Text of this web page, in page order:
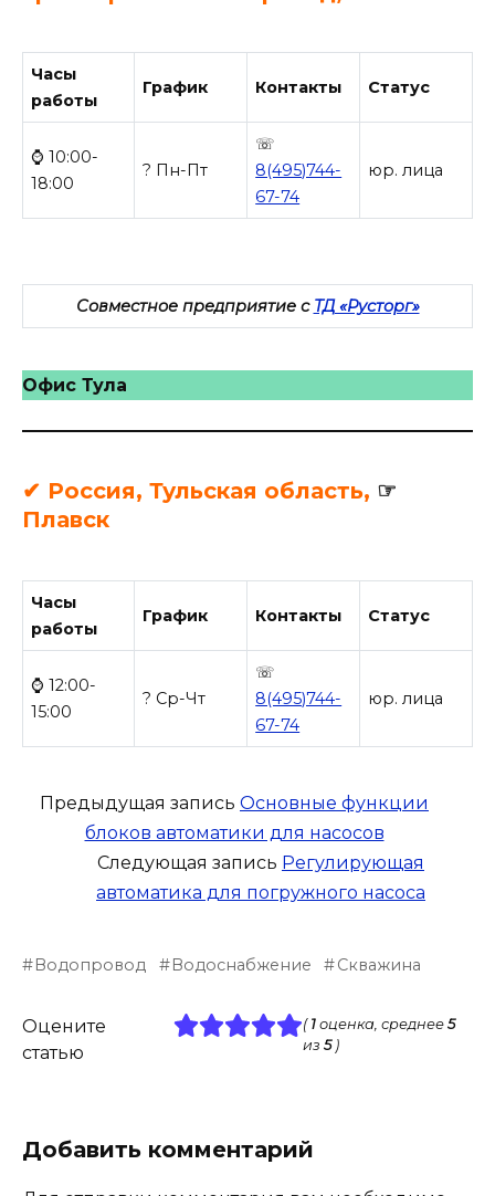
Часы
работы
График Контакты Статус
⌚ 10:00-
18:00
? Пн-Пт
☏
8(495)744-
67-74
юр. лица
Совместное предприятие с ТД «Русторг»
Офис Тула
✔ Россия, Тульская область, ☞
Плавск
Часы
работы
График Контакты Статус
⌚ 12:00-
15:00
? Ср-Чт
☏
8(495)744-
67-74
юр. лица
Предыдущая запись Основные функции
блоков автоматики для насосов
Следующая запись Регулирующая
автоматика для погружного насоса
Водопровод Водоснабжение Скважина
Оцените
статью
( 1оценка, среднее 5
из 5)
Добавить комментарий